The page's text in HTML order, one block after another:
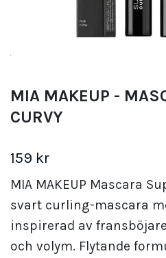
MIA MAKEUP -
CURVY
159 kr
MIA MAKEUP Mascara
svart curling-mascara
inspirerad av
och volym. Flytande